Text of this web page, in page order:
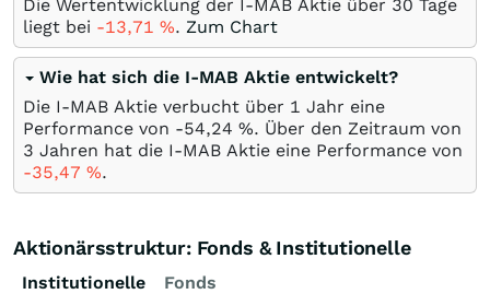
Die Wertentwicklung der I-MAB Aktie über 30 Tage
liegt bei -13,71 %. Zum Chart
Wie hat sich die I-MAB Aktie entwickelt?
Die I-MAB Aktie verbucht über 1 Jahr eine
Performance von -54,24 %. Über den Zeitraum von
3 Jahren hat die I-MAB Aktie eine Performance von
-35,47 %.
Aktionärsstruktur: Fonds & Institutionelle
Institutionelle
Fonds